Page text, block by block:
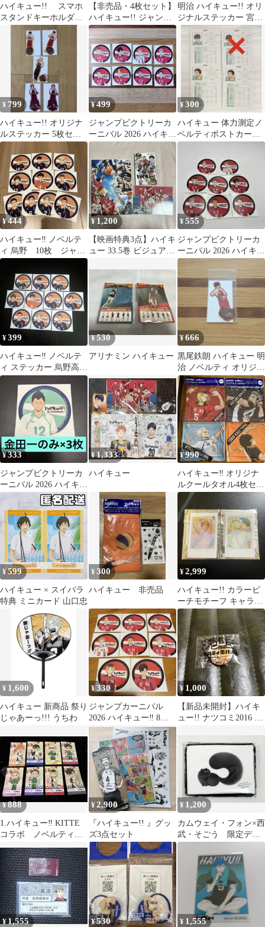
ハイキュー!! スマホ
スタンドキーホルダ
ー 日向翔陽 アサヒ
十六茶ノベルティ
【非売品・4枚セット】
ハイキュー!! ジャンプ
ショップ特典 坂ノ下商
店 特製紙袋
明治 ハイキュー!! オリ
ジナルステッカー 宮侑
宮治2点セット 非売品
¥ 799
ハイキュー!! オリジナ
ルステッカー 5枚セッ
ト 影山飛雄 月島
蛍 宮侑
¥499
ジャンプビクトリーカ
ーニバル 2026 ハイキュ
ー!! ステッカー 音駒高
¥300
ハイキュー 体力測定ノ
ベルティポストカード2
種セット及川、岩泉
¥444
ハイキュー‼︎ ノベルテ
ィ 烏野 10枚 ジャン
プカーニバル
¥ 1,200
【映画特典3点】ハイキ
ュー 33.5巻 ビジュアル
¥555
ジャンプビクトリーカ
ーニバル 2026 ハイキュ
ー‼︎ ノベルティ 8枚 音
駒高校
¥399
ハイキュー‼︎ ノベルテ
ィ ステッカー 烏野高
校 10枚
¥530
アリナミン ハイキュー
¥666
黒尾鉄朗 ハイキュー 明
治 ノベルティ オリジナ
ルステッカー
¥333
ジャンプビクトリーカ
ーニバル 2026 ハイキュ
ー‼︎ ノベルティ 3枚 金
田一
¥1,333
ハイキュー
¥990
ハイキュー‼︎ オリジナ
ルクールタオル4枚セッ
ト
¥599
ハイキュー × スイパラ
特典 ミニカード 山口忠
¥300
ハイキュー 非売品
¥2,999
ハイキュー!! カラービ
ーチモチーフ キャラク
タースナップカード 宮
侑 宮治
¥ 1,600
ハイキュー 新商品 祭り
じゃあーっ!!! うちわ
¥330
ジャンプカーニバル
2026 ハイキュー‼︎ 8枚
セット 音駒高校
¥ 1,000
【新品未開封】ハイキ
ュー!! ナツコミ2016 ノ
¥888
1.ハイキュー‼︎ KITTE
コラボ ノベルティス
テッカーコンプセット
¥2,900
『ハイキュー!! 』グッ
ズ3点セット
¥ 1,200
カムウェイ・フォン×西
武・そごう 限定デザ
イン モフモフボアポ
¥1,555 ¥530 ¥ 1,555